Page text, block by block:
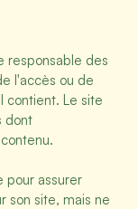
responsable des
l'accès ou de
contient. Le site
dont
pour assurer
son site, mais ne